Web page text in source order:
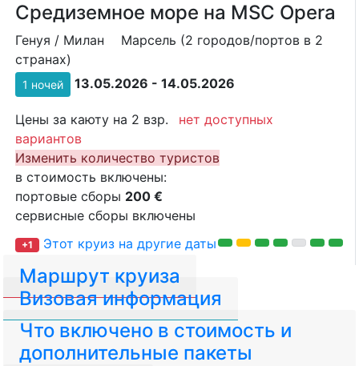
Средиземное море на MSC Opera
Генуя / Милан
Марсель (2 городов/портов в 2
странах)
1 ночей 13.05.2026 - 14.05.2026
Цены за каюту на 2 взр.
нет доступных
вариантов
Изменить количество туристов
в стоимость включены:
портовые сборы 200 €
сервисные сборы включены
+1 Этот круиз на другие даты
Маршрут круиза
Визовая информация
Что включено в стоимость и
дополнительные пакеты